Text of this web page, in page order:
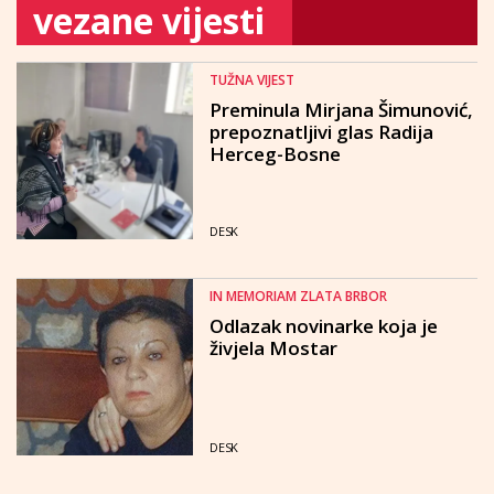
vezane vijesti
TUŽNA VIJEST
Preminula Mirjana Šimunović,
prepoznatljivi glas Radija
Herceg-Bosne
DESK
IN MEMORIAM ZLATA BRBOR
Odlazak novinarke koja je
živjela Mostar
DESK